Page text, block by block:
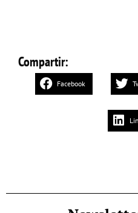
Compartir:
Facebook